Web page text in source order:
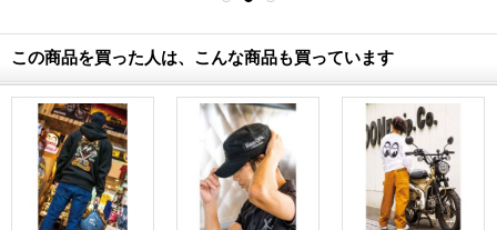
この商品を買った人は、こんな商品も買っています